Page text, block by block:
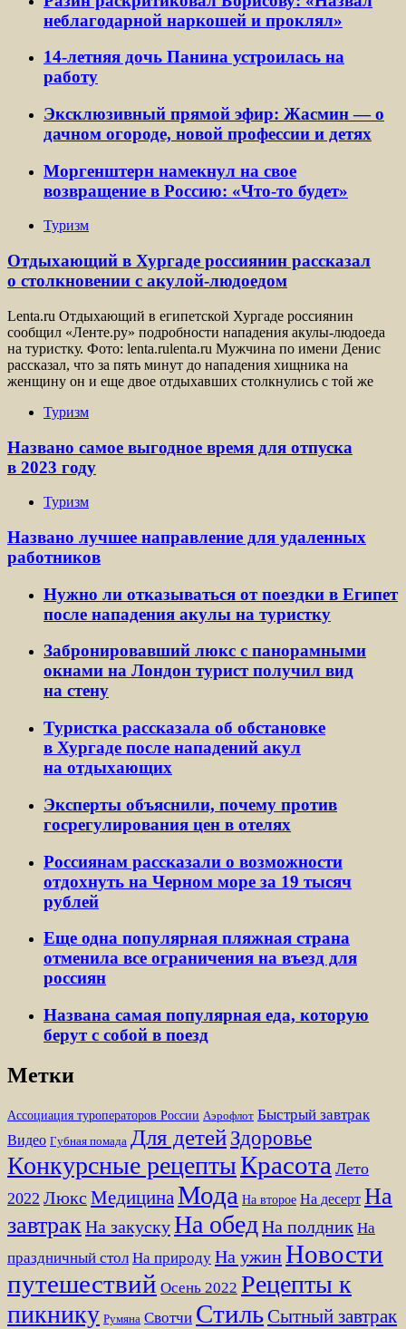
неблагодарной наркошей и проклял»
14-летняя дочь Панина устроилась на
работу
Эксклюзивный прямой эфир: Жасмин — о
дачном огороде, новой профессии и детях
Моргенштерн намекнул на свое
возвращение в Россию: «Что-то будет»
Туризм
Отдыхающий в Хургаде россиянин рассказал
о столкновении с акулой-людоедом
Lenta.ru Отдыхающий в египетской Хургаде россиянин
сообщил «Ленте.ру» подробности нападения акулы-людоеда
на туристку. Фото: lenta.rulenta.ru Мужчина по имени Денис
рассказал, что за пять минут до нападения хищника на
женщину он и еще двое отдыхавших столкнулись с той же
Туризм
Названо самое выгодное время для отпуска
в 2023 году
Туризм
Названо лучшее направление для удаленных
работников
Нужно ли отказываться от поездки в Египет
после нападения акулы на туристку
Забронировавший люкс с панорамными
окнами на Лондон турист получил вид
на стену
Туристка рассказала об обстановке
в Хургаде после нападений акул
на отдыхающих
Эксперты объяснили, почему против
госрегулирования цен в отелях
Россиянам рассказали о возможности
отдохнуть на Черном море за 19 тысяч
рублей
Еще одна популярная пляжная страна
отменила все ограничения на въезд для
россиян
Названа самая популярная еда, которую
берут с собой в поезд
Метки
Ассоциация туроператоров России Аэрофлот Быстрый завтрак
Видео Губная помада Для детейЗдоровье
Конкурсные рецептыКрасота Лето
2022 Люкс МедицинаМода На второе На десерт На
завтрак На закускуНа обедНа полдник На
праздничный стол На природу На ужинНовости
путешествий Осень 2022 Рецепты к
пикнику Румяна Свотчи СтильСытный завтрак